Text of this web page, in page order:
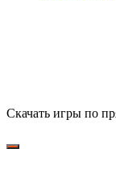
Скачать игры по